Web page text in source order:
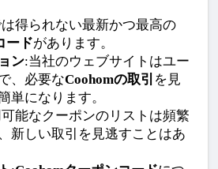
得られない最新かつ最高の
ードがあります。
ン:当社のウェブサイトはユー
、必要なCoohomの取引 を見
単になります。
能なクーポンのリストは頻繁
新しい取引を見逃すことはあ